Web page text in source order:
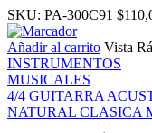
Panel
SKU: PA-300C91 $
Añadir al carrito Vista
INSTRUMENTOS
MUSICALES
4/4 GUITARRA
NATURAL CLASICA